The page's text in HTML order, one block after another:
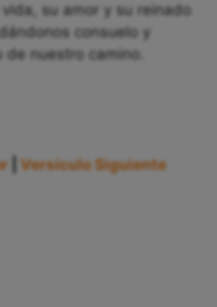
su amor y su reinado
consuelo y
nuestro camino.
Versículo Siguiente